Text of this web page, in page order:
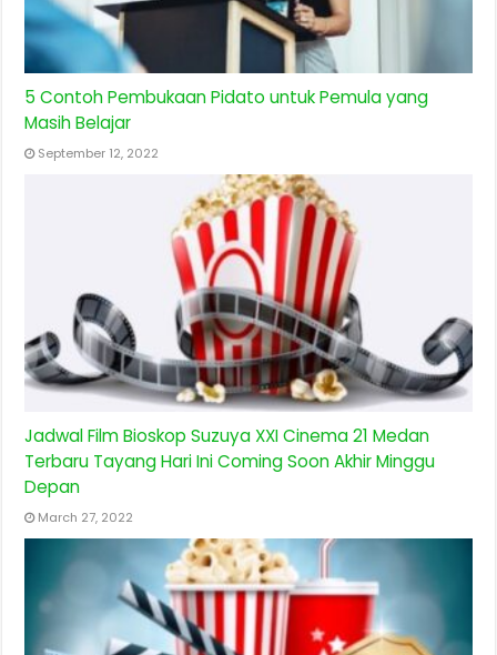
5 Contoh Pembukaan Pidato untuk Pemula yang
Masih Belajar
September 12, 2022
Jadwal Film Bioskop Suzuya XXI Cinema 21 Medan
Terbaru Tayang Hari Ini Coming Soon Akhir Minggu
Depan
March 27, 2022